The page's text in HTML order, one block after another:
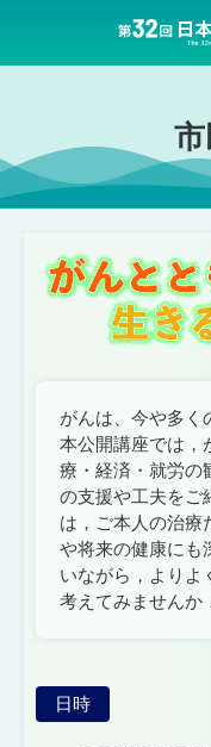
がんは、今や多く
本公開講座では，
療・経済・就労の
の支援や工夫をご
は，ご本人の治療
や将来の健康にも
いながら，よりよ
考えてみませんか
日時